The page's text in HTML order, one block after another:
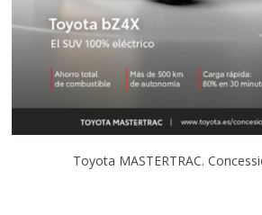
Toyota MASTERTRAC.